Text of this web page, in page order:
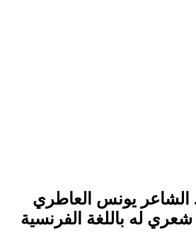
يونس العاطري
له باللغة الفرنسية